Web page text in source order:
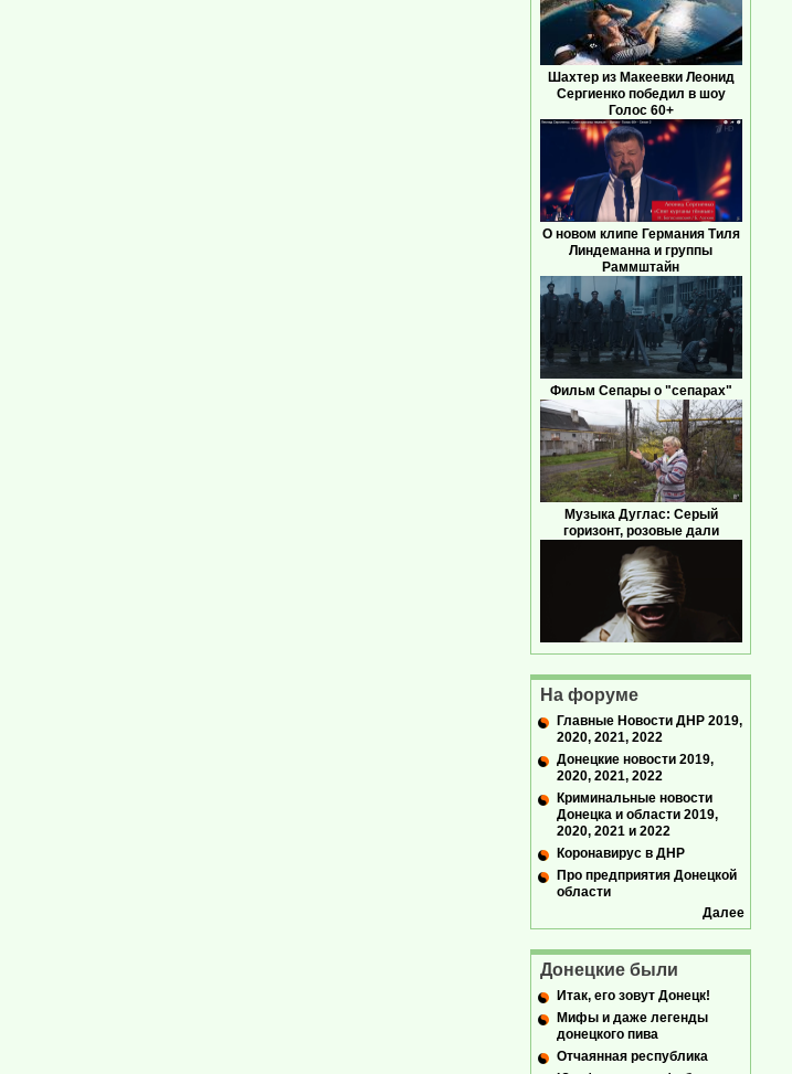
Шахтер из Макеевки Леонид
Сергиенко победил в шоу
Голос 60+
О новом клипе Германия Тиля
Линдеманна и группы
Раммштайн
Фильм Сепары о "сепарах"
Музыка Дуглас: Серый
горизонт, розовые дали
На форуме
Главные Новости ДНР 2019,
2020, 2021, 2022
Донецкие новости 2019,
2020, 2021, 2022
Криминальные новости
Донецка и области 2019,
2020, 2021 и 2022
Коронавирус в ДНР
Про предприятия Донецкой
области
Далее
Донецкие были
Итак, его зовут Донецк!
Мифы и даже легенды
донецкого пива
Отчаянная республика